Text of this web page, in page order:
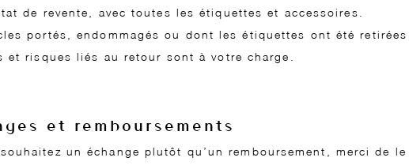
de revente, avec toutes les étiquettes et accessoires.
portés, endommagés ou dont les étiquettes ont été retirées
et risques liés au retour sont à votre charge.
et remboursements
un échange plutôt qu’un remboursement, merci de le